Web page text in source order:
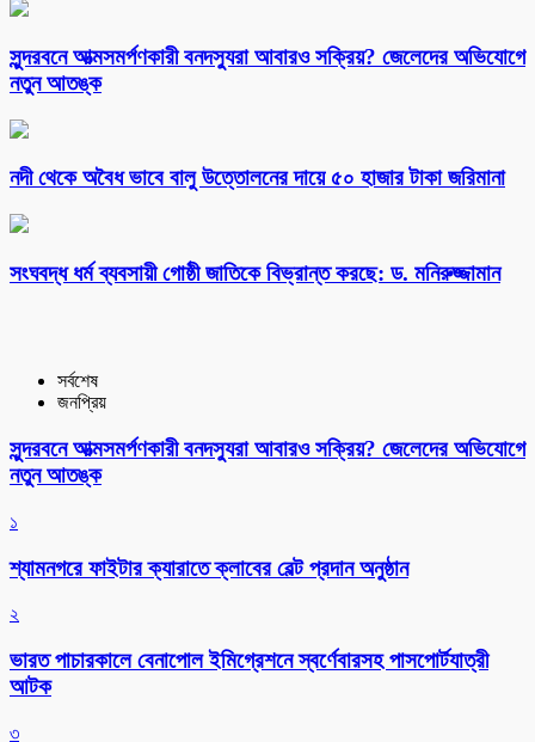
সুন্দরবনে আত্মসমর্পণকারী বনদস্যুরা আবারও সক্রিয়? জেলেদের অভিযোগে
নতুন আতঙ্ক
নদী থেকে অবৈধ ভাবে বালু উত্তোলনের দায়ে ৫০ হাজার টাকা জরিমানা
সংঘবদ্ধ ধর্ম ব্যবসায়ী গোষ্ঠী জাতিকে বিভ্রান্ত করছে: ড. মনিরুজ্জামান
সর্বশেষ
জনপ্রিয়
সুন্দরবনে আত্মসমর্পণকারী বনদস্যুরা আবারও সক্রিয়? জেলেদের অভিযোগে
নতুন আতঙ্ক
১
শ্যামনগরে ফাইটার ক্যারাতে ক্লাবের বেল্ট প্রদান অনুষ্ঠান
২
ভারত পাচারকালে বেনাপোল ইমিগ্রেশনে স্বর্ণেবারসহ পাসপোর্টযাত্রী
আটক
৩